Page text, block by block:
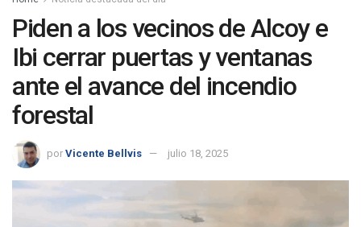
Piden a los vecinos de Alcoy e
Ibi cerrar puertas y ventanas
ante el avance del incendio
forestal
por Vicente Bellvis julio 18, 2025